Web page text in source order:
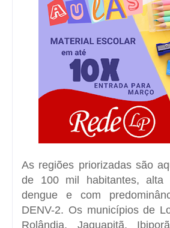
As regiões priorizadas são
de 100 mil habitantes, alta
dengue e com
DENV-2. Os municípios de
Rolândia, Jaguapitã,